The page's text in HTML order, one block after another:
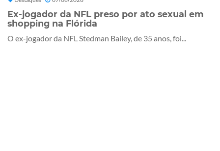
Ex-jogador da NFL preso por ato sexual em
shopping na Flórida
O ex-jogador da NFL Stedman Bailey, de 35 anos, foi...